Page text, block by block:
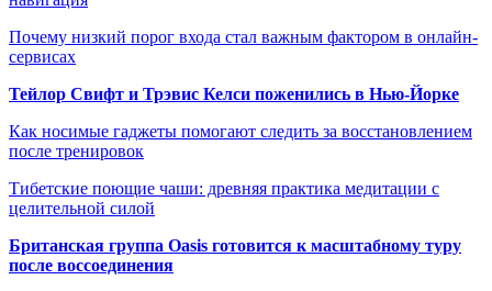
Почему низкий порог входа стал важным фактором в онлайн-
сервисах
Тейлор Свифт и Трэвис Келси поженились в Нью-Йорке
Как носимые гаджеты помогают следить за восстановлением
после тренировок
Тибетские поющие чаши: древняя практика медитации с
целительной силой
Британская группа Oasis готовится к масштабному туру
после воссоединения